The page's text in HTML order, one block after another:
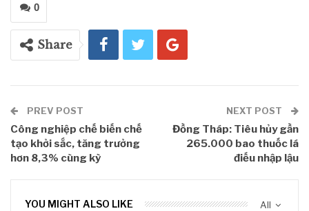
0
Share
PREV POST
Công nghiệp chế biến chế
tạo khởi sắc, tăng trưởng
hơn 8,3% cùng kỳ
NEXT POST
Đồng Tháp: Tiêu hủy gần
265.000 bao thuốc lá
điếu nhập lậu
All
YOU MIGHT ALSO LIKE